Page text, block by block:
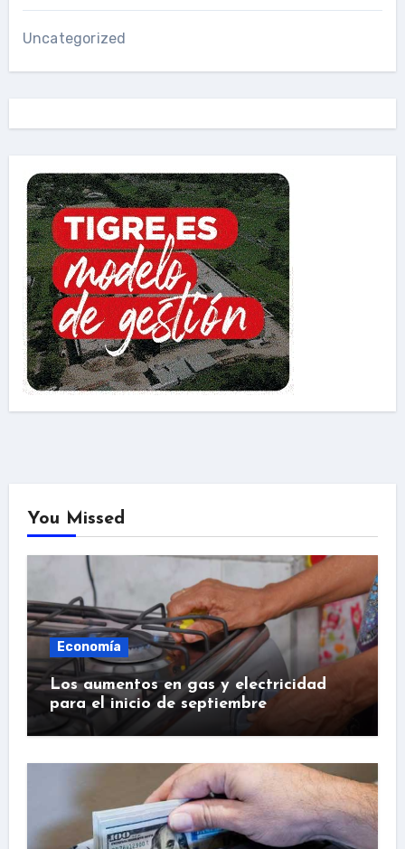
Uncategorized
You Missed
Economía
Los aumentos en gas y electricidad
para el inicio de septiembre